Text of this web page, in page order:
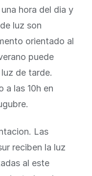
hora del dia y
luz son
orientado al
puede
de tarde.
a las 10h en
Las
reciben la luz
al este